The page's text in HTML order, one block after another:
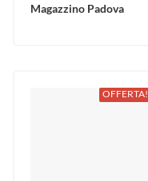
Magazzino Padova
OFFERTA!